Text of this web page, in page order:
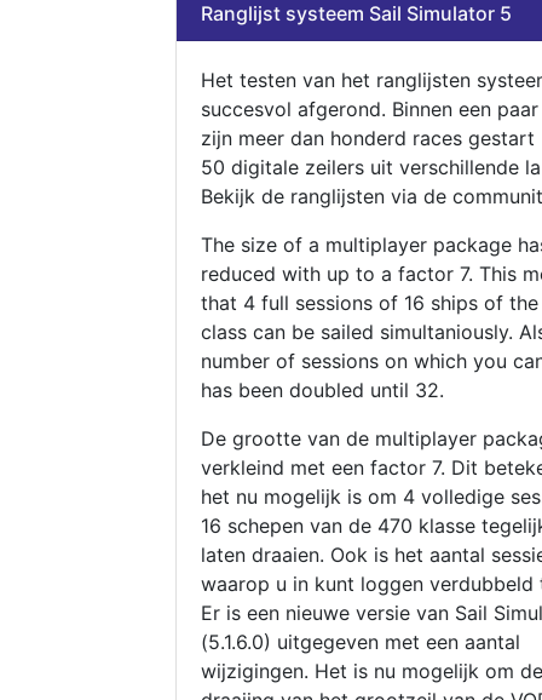
Ranglijst systeem Sail Simulator 5
Het testen van het ranglijsten
succesvol afgerond. Binnen een
zijn meer dan honderd races gestart
50 digitale zeilers uit verschillende
Bekijk de ranglijsten via de
The size of a multiplayer package
reduced with up to a factor 7. This
that 4 full sessions of 16 ships of
class can be sailed simultaniously.
number of sessions on which you
has been doubled until 32.
De grootte van de multiplayer
verkleind met een factor 7. Dit
het nu mogelijk is om 4 volledige
16 schepen van de 470 klasse
laten draaien. Ook is het aantal
waarop u in kunt loggen verdubbeld
Er is een nieuwe versie van Sail
(5.1.6.0) uitgegeven met een aantal
wijzigingen. Het is nu mogelijk om de